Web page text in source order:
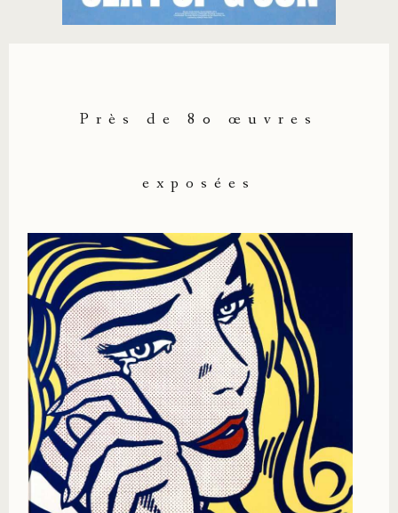
Près de 80 œuvres
exposées